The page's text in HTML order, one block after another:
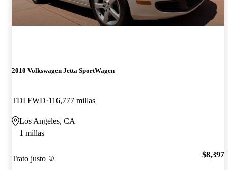
2010 Volkswagen Jetta SportWagen
TDI FWD 116,777 millas
Los Angeles, CA
1 millas
Trato justo $8,397